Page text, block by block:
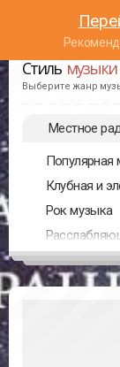
Стиль музыки
Выберите жанр
Местное
Популярная
Клубная и
Рок музыка